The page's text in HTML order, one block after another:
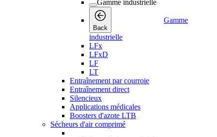
Gamme industrielle
Back
Gamme
industrielle
LFx
LFxD
LF
LT
Entraînement par courroie
Entraînement direct
Silencieux
Applications médicales
Boosters d'azote LTB
Sécheurs d'air comprimé